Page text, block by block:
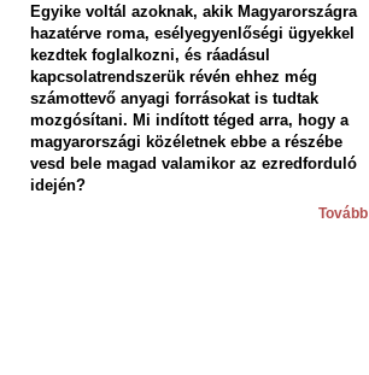
Egyike voltál azoknak, akik Magyarországra
hazatérve roma, esélyegyenlőségi ügyekkel
kezdtek foglalkozni, és ráadásul
kapcsolatrendszerük révén ehhez még
számottevő anyagi forrásokat is tudtak
mozgósítani. Mi indított téged arra, hogy a
magyarországi közéletnek ebbe a részébe
vesd bele magad valamikor az ezredforduló
idején?
Tovább